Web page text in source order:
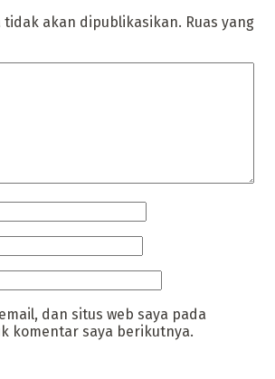
tidak akan dipublikasikan. Ruas yang
dan situs web saya pada
komentar saya berikutnya.